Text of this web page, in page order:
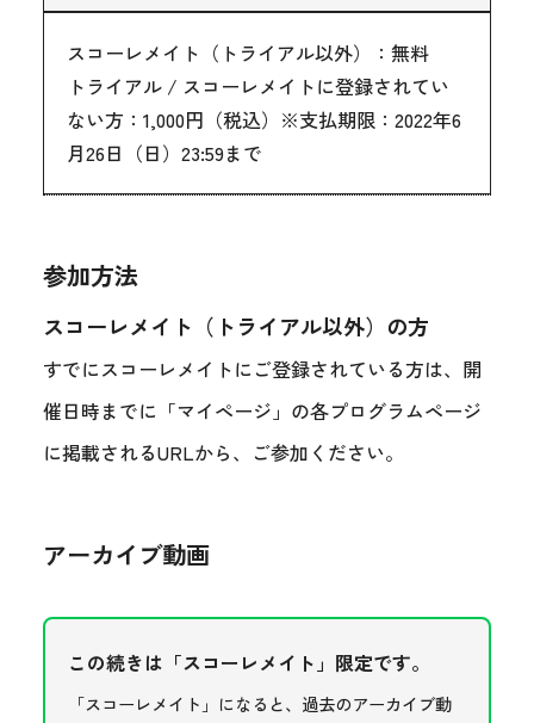
スコーレメイト（トライアル以外）：無料
トライアル / スコーレメイトに登録されてい
ない方：1,000円（税込）※支払期限：2022年6
月26日（日）23:59まで
参加方法
スコーレメイト（トライアル以外）の方
すでにスコーレメイトにご登録されている方は、開
催日時までに「マイページ」の各プログラムページ
に掲載されるURLから、ご参加ください。
アーカイブ動画
この続きは「スコーレメイト」限定です。
「スコーレメイト」になると、過去のアーカイブ動